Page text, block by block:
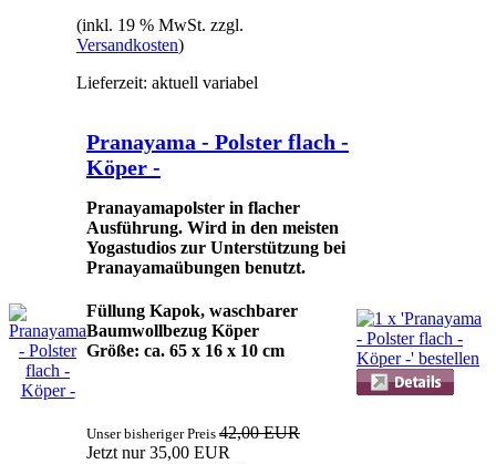
(inkl. 19 % MwSt. zzgl.
Versandkosten)
Lieferzeit: aktuell variabel
Pranayama - Polster flach -
Köper -
Pranayamapolster in flacher
Ausführung. Wird in den meisten
Yogastudios zur Unterstützung bei
Pranayamaübungen benutzt.
Füllung Kapok, waschbarer
Baumwollbezug Köper
Größe: ca. 65 x 16 x 10 cm
Unser bisheriger Preis 42,00 EUR
Jetzt nur 35,00 EUR